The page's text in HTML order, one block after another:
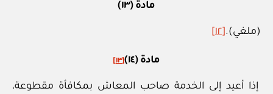
مادة (١٣)
(ملغي).[١٢]
مادة (١٤) [١٣]
إذا أعيد إلى الخدمة صاحب المعاش بمكافأة مقطوعة،